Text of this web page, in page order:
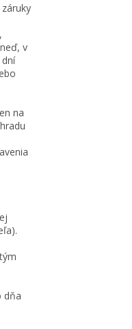
v
na
dňa